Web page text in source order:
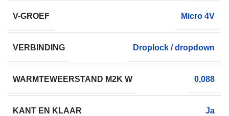
V-GROEF Micro 4V
VERBINDING Droplock / dropdown
WARMTEWEERSTAND M2K W 0,088
KANT EN KLAAR Ja